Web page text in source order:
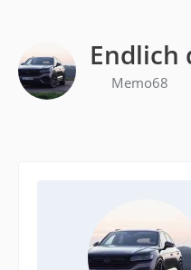
Endlich
Memo68